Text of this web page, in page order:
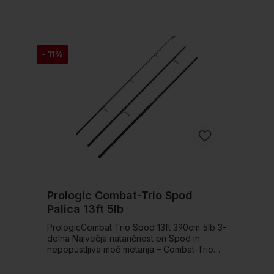
s tehničnega vidika: s svojo tradicionalno
naredijo vsak met absolutni užitek!
Zahvaljujoč ogromnim zalogam moči imajo
dovolj moči, da med borbo prisilijo tudi
velike krape in jih varno usmerijo v vašo
mrežo. Podrobnosti produkta: 25 ton
naravne karbonske palice Tanek ročaj
palice s prevleko 3A Slim Skin Cork super
tanki dvojni palični obročki iz SiC 40 začetni
visokokakovosten nosilec koluta WeBo
“Soft Touch”. Območje logotipa iz 3K
tkanega karbona, črtna sponka Anaconda
Končni pokrov iz aluminija
- 11%
Prologic Combat-Trio Spod
Palica 13ft 5lb
PrologicCombat Trio Spod 13ft 390cm 5lb 3-
delna Največja natančnost pri Spod in
nepopustljiva moč metanja – Combat-Trio